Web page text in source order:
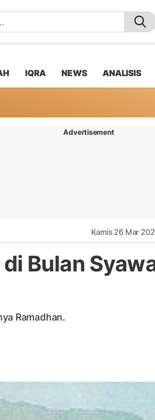
IQRA NEWS ANALISIS
Advertisement
Kamis 26 Mar
Bulan
Ramadhan.